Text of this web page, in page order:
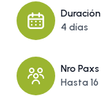
Duración
4 días
Nro Paxs
Hasta 16